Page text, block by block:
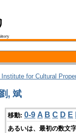
Institute for Cultural
, 斌
移動: 0-9 A B C D E
あるいは、最初の数文